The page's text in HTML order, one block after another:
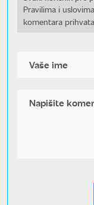
Pravilima i
komentara